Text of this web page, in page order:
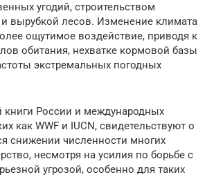
угодий, строительством
и вырубкой лесов. Изменение климата
ощутимое воздействие, приводя к
обитания, нехватке кормовой базы
экстремальных погодных
России и международных
как WWF и IUCN, свидетельствуют о
снижении численности многих
несмотря на усилия по борьбе с
угрозой, особенно для таких